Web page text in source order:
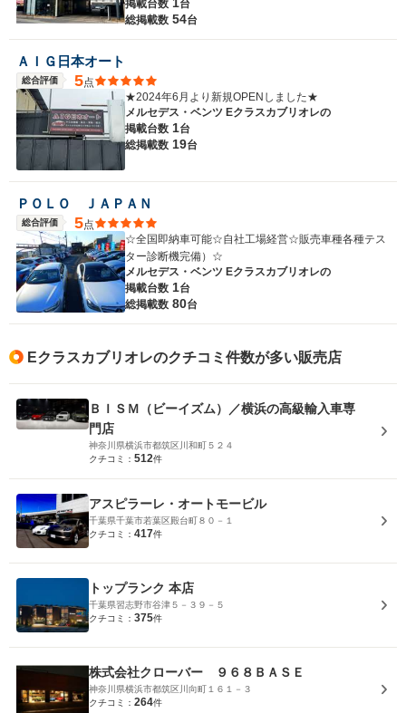
掲載台数
台
総掲載数 54台
ＡＩＧ日本オート
総合評価 5点
★2024年6月より新規OPENしました★
メルセデス・ベンツ Eクラスカブリオレの
掲載台数 1台
総掲載数 19台
ＰＯＬＯ ＪＡＰＡＮ
総合評価 5点
☆全国即納車可能☆自社工場経営☆販売車種各種テス
ター診断機完備）☆
メルセデス・ベンツ Eクラスカブリオレの
掲載台数 1台
総掲載数 80台
Eクラスカブリオレのクチコミ件数が多い販売店
ＢＩＳＭ（ビーイズム）／横浜の高級輸入車専
門店
神奈川県横浜市都筑区川和町５２４
クチコミ： 512件
アスピラーレ・オートモービル
千葉県千葉市若葉区殿台町８０－１
クチコミ： 417件
トップランク 本店
千葉県習志野市谷津５－３９－５
クチコミ： 375件
株式会社クローバー ９６８ＢＡＳＥ
神奈川県横浜市都筑区川向町１６１－３
クチコミ： 264件